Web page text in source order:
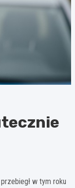
w tym roku